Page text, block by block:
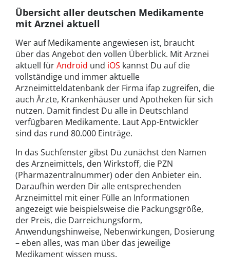
Übersicht aller deutschen Medikamente
mit Arznei aktuell
Wer auf Medikamente angewiesen ist, braucht
über das Angebot den vollen Überblick. Mit Arznei
aktuell fürAndroid und iOS kannst Du auf die
vollständige und immer aktuelle
Arzneimitteldatenbank der Firma ifap zugreifen, die
auch Ärzte, Krankenhäuser und Apotheken für sich
nutzen. Damit findest Du alle in Deutschland
verfügbaren Medikamente. Laut App-Entwickler
sind das rund 80.000 Einträge.
In das Suchfenster gibst Du zunächst den Namen
des Arzneimittels, den Wirkstoff, die PZN
(Pharmazentralnummer) oder den Anbieter ein.
Daraufhin werden Dir alle entsprechenden
Arzneimittel mit einer Fülle an Informationen
angezeigt wie beispielsweise die Packungsgröße,
der Preis, die Darreichungsform,
Anwendungshinweise, Nebenwirkungen, Dosierung
– eben alles, was man über das jeweilige
Medikament wissen muss.